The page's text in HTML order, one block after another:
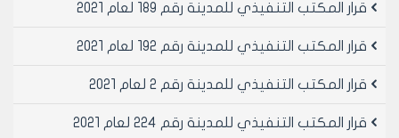
قرار المكتب التنفيذي للمدينة رقم 189 لعام 2021
قرار المكتب التنفيذي للمدينة رقم 192 لعام 2021
قرار المكتب التنفيذي للمدينة رقم 2 لعام 2021
قرار المكتب التنفيذي للمدينة رقم 224 لعام 2021